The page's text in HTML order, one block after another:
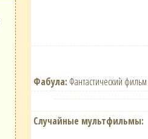
Фабула: Фантастический
Случайные мультфильмы: